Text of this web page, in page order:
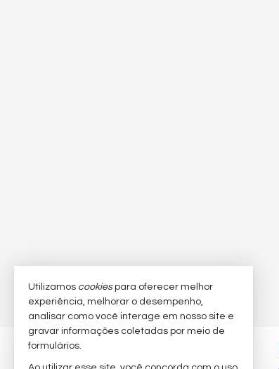
M & F IMÓVEIS
Utilizamos cookiespara oferecer melhor
experiência, melhorar o desempenho,
analisar como você interage em nosso site e
gravar informações coletadas por meio de
formulários.